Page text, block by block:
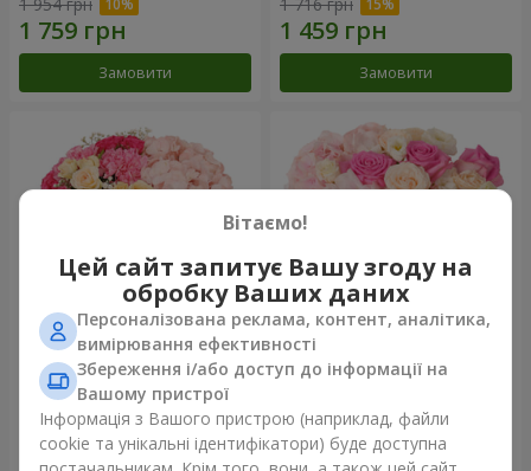
Замовити Замовити
Квіти в коробці "Соломія"
2 221 грн
Композиція "Barbie"
2 799 грн
Вітаємо!
Цей сайт запитує Вашу згоду на
обробку Ваших даних
Персоналізована реклама, контент, аналітика,
вимірювання ефективності
Збереження і/або доступ до інформації на
Вашому пристрої
Інформація з Вашого пристрою (наприклад, файли
cookie та унікальні ідентифікатори) буде доступна